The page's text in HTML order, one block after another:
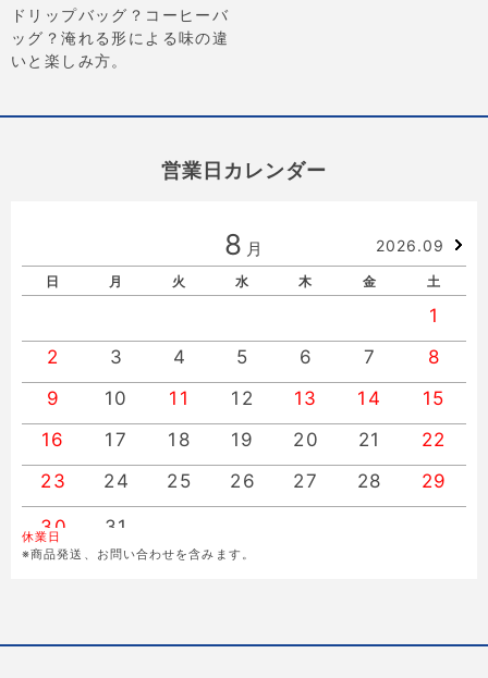
ドリップバッグ？コーヒーバ
ッグ？淹れる形による味の違
いと楽しみ方。
営業日カレンダー
8 月 2026.09
日 月 火 水 木 金 土
1
2
3 4 5 6 7
8
9
10 11 12 13 14
15
16
17 18 19 20 21
22
23
24 25 26 27 28 29
30 31
休業日
※商品発送、お問い合わせを含みます。